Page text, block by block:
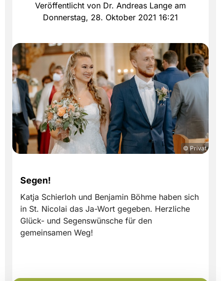
Veröffentlicht von Dr. Andreas Lange am
Donnerstag, 28. Oktober 2021 16:21
© Privat
Segen!
Katja Schierloh und Benjamin Böhme haben sich
in St. Nicolai das Ja-Wort gegeben. Herzliche
Glück- und Segenswünsche für den
gemeinsamen Weg!